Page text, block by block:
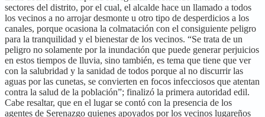
sectores del distrito, por el cual, el alcalde hace un llamado a todos
los vecinos a no arrojar desmonte u otro tipo de desperdicios a los
canales, porque ocasiona la colmatación con el consiguiente peligro
para la tranquilidad y el bienestar de los vecinos. “Se trata de un
peligro no solamente por la inundación que puede generar perjuicios
en estos tiempos de lluvia, sino también, es tema que tiene que ver
con la salubridad y la sanidad de todos porque al no discurrir las
aguas por las cunetas, se convierten en focos infecciosos que atentan
contra la salud de la población”; finalizó la primera autoridad edil.
Cabe resaltar, que en el lugar se contó con la presencia de los
agentes de Serenazgo quienes apoyados por los vecinos lugareños